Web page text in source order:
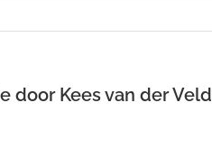
Kees van der